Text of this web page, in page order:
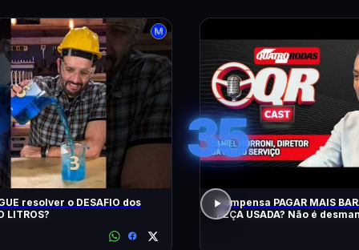
resolver o DESAFIO dos
LITROS?
35
Compensa PAGAR MAIS
PEÇA USADA? Não é